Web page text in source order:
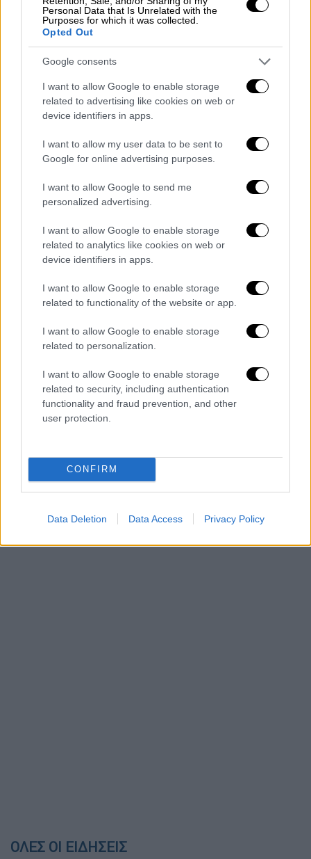
Personal Data that Is Unrelated with the
Purposes for which it was collected.
Opted Out
Google consents
I want to allow Google to enable storage
related to advertising like cookies on web or
device identifiers in apps.
I want to allow my user data to be sent to
Google for online advertising purposes.
I want to allow Google to send me
personalized advertising.
I want to allow Google to enable storage
related to analytics like cookies on web or
device identifiers in apps.
I want to allow Google to enable storage
related to functionality of the website or app.
I want to allow Google to enable storage
related to personalization.
I want to allow Google to enable storage
related to security, including authentication
functionality and fraud prevention, and other
user protection.
CONFIRM
Data Deletion Data Access Privacy Policy
να πάει στη Βρετανία.
Μετά την κυκλοφορία της ταινίας,
δημοσιογράφοι από όλο τον κόσμο τον
συναντούσαν για μια συνέντευξη.
Το 2006 μεταφέρθηκε στο νοσοκομείο και
ξενώνα, όπου έζησε για μερικά χρόνια.
Πριν από μερικές εβδομάδες επέστρεψε στο
ΟΛΕΣ ΟΙ ΕΙΔΗΣΕΙΣ